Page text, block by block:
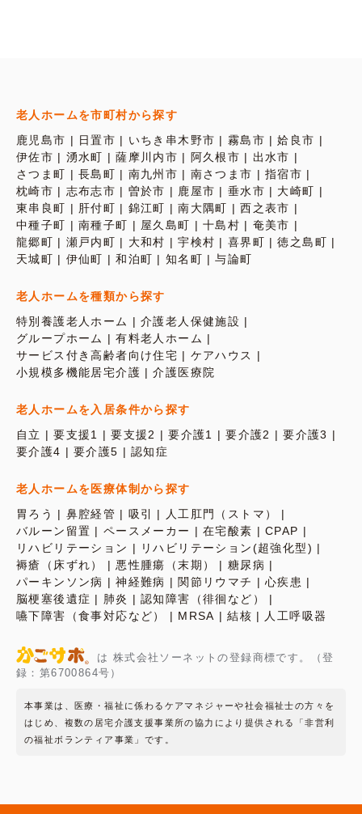
老人ホームを市町村から探す
鹿児島市
日置市 いちき串木野市 霧島市
姶良市
伊佐市
湧水町 薩摩川内市 阿久根市
出水市
さつま町
長島町 南九州市 南さつま市
指宿市
枕崎市
志布志市 曽於市 鹿屋市 垂水市
大崎町
東串良町
肝付町 錦江町 南大隅町
西之表市
中種子町
南種子町 屋久島町 十島村
奄美市
龍郷町
瀬戸内町 大和村 宇検村 喜界町
徳之島町
天城町
伊仙町 和泊町 知名町 与論町
老人ホームを種類から探す
特別養護老人ホーム
介護老人保健施設
グループホーム
有料老人ホーム
サービス付き高齢者向け住宅
ケアハウス
小規模多機能居宅介護
介護医療院
老人ホームを入居条件から探す
自立
要支援1 要支援2 要介護1 要介護2
要介護3
要介護4
要介護5 認知症
老人ホームを医療体制から探す
胃ろう
鼻腔経管 吸引
人工肛門（ストマ）
バルーン留置
ペースメーカー 在宅酸素
CPAP
リハビリテーション
リハビリテーション(超強化型)
褥瘡（床ずれ）
悪性腫瘍（末期）
糖尿病
パーキンソン病
神経難病 関節リウマチ
心疾患
脳梗塞後遺症
肺炎
認知障害（徘徊など）
嚥下障害（食事対応など）
MRSA 結核 人工呼吸器
は 株式会社ソーネットの登録商標です。（登
録：第6700864号）
本事業は、医療・福祉に係わるケアマネジャーや社会福祉士の方々を
はじめ、複数の居宅介護支援事業所の協力により提供される「非営利
の福祉ボランティア事業」です。